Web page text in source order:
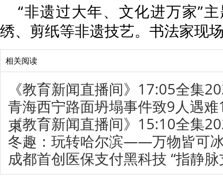
“非遗过大年、文化进万家”
绣、剪纸等非遗技艺。书法家现
相关阅读
《教育新闻直播间》17:05全集
青海西宁路面坍塌事件致9人遇
束
《教育新闻直播间》15:10全集
冬趣：玩转哈尔滨——万物皆可
成都首创医保支付黑科技 “指静